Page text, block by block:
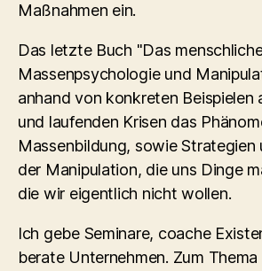
Maßnahmen ein.
Das letzte Buch "Das
Massenpsychologie und
anhand von konkreten Beispielen
und laufenden Krisen das
Massenbildung, sowie Strategien
der Manipulation, die uns Dinge
die wir eigentlich nicht wollen.
Ich gebe Seminare, coache
berate Unternehmen. Zum